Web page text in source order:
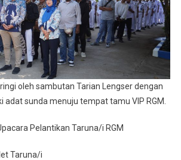
oleh sambutan Tarian Lengser dengan
adat sunda menuju tempat tamu VIP RGM.
Pelantikan Taruna/i RGM
Taruna/i